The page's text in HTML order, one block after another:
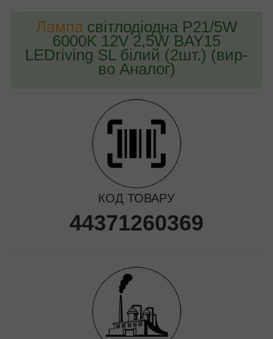
Лампасвітлодіодна P21/5W
6000K 12V 2,5W BAY15
LEDriving SL білий (2шт.) (вир-
во Аналог)
КОД ТОВАРУ
44371260369